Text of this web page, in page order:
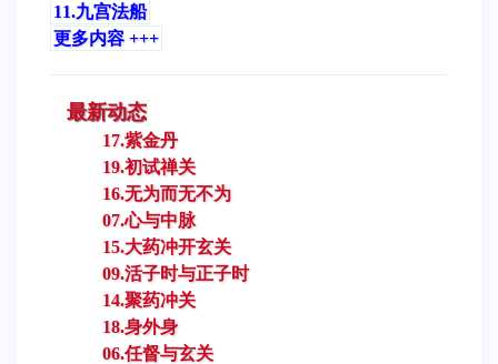
11.九宫法船
更多内容 +++
最新动态
17.紫金丹
19.初试禅关
16.无为而无不为
07.心与中脉
15.大药冲开玄关
09.活子时与正子时
14.聚药冲关
18.身外身
06.任督与玄关